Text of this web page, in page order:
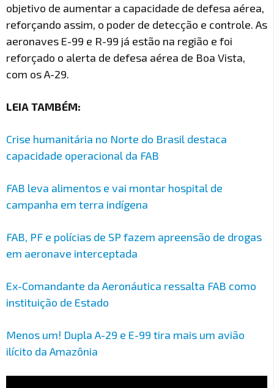
objetivo de aumentar a capacidade de defesa aérea,
reforçando assim, o poder de detecção e controle. As
aeronaves E-99 e R-99 já estão na região e foi
reforçado o alerta de defesa aérea de Boa Vista,
com os A-29.
LEIA TAMBÉM:
Crise humanitária no Norte do Brasil destaca
capacidade operacional da FAB
FAB leva alimentos e vai montar hospital de
campanha em terra indígena
FAB, PF e polícias de SP fazem apreensão de drogas
em aeronave interceptada
Ex-Comandante da Aeronáutica ressalta FAB como
instituição de Estado
Menos um! Dupla A-29 e E-99 tira mais um avião
ilícito da Amazônia